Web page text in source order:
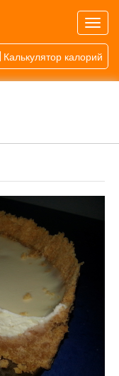
Калькулятор калорий